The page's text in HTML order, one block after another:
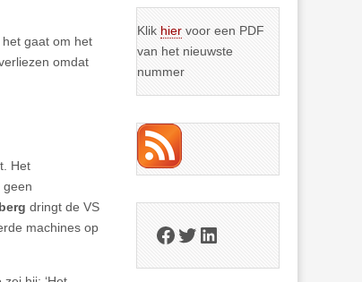
gaat om het
omdat
Het
geen
dringt de VS
machines op
Klik hier voor een PDF
van het nieuwste
nummer
Facebook
Twitter
LinkedIn